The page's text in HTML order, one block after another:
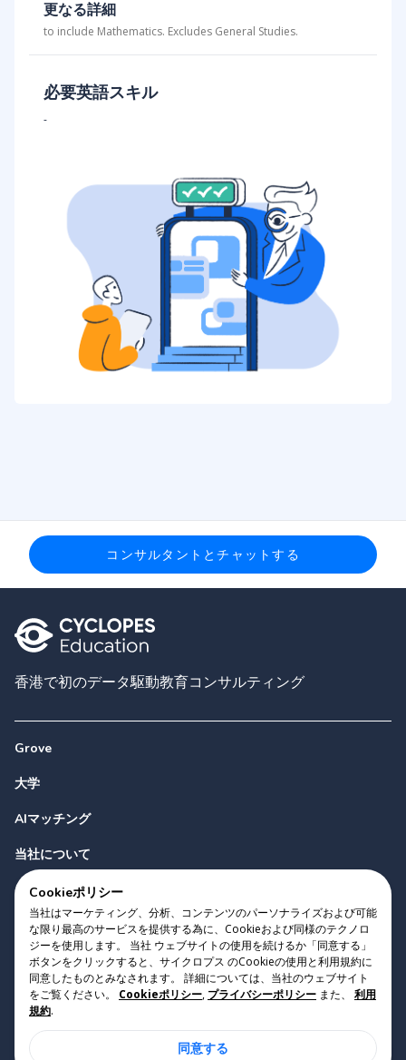
更なる詳細
to include Mathematics. Excludes General Studies.
必要英語スキル
-
コンサルタントとチャットする
香港で初のデータ駆動教育コンサルティング
Grove
大学
AIマッチング
当社について
お問い合わせ
Copyright 2023 Cyclopes® • v0.31.0
Cookieポリシー • プライバシーポリシー • 利用規約
Suite 2807, 28/F, Tower 2, Times Square, 1 Matheson Street,
Cookieポリシー
当社はマーケティング、分析、コンテンツのパーソナライズおよび可能
な限り最高のサービスを提供する為に、Cookieおよび同様のテクノロ
ジーを使用します。 当社 ウェブサイトの使用を続けるか「同意する」
ボタンをクリックすると、サイクロプス のCookieの使用と利用規約に
同意したものとみなされます。 詳細については、当社のウェブサイト
をご覧ください。
Cookieポリシー, プライバシーポリシー また、
利用
規約.
同意する